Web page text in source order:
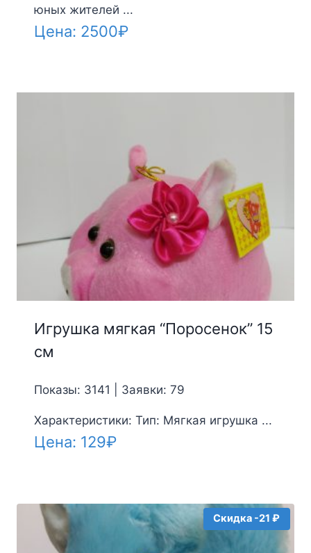
юных жителей ...
Цена: 2500₽
Игрушка мягкая “Поросенок” 15
см
Показы: 3141 | Заявки: 79
Характеристики: Тип: Мягкая игрушка ...
Цена: 129₽
Скидка -21 ₽